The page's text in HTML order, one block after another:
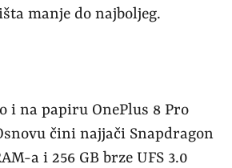
manje do najboljeg.
i na papiru OnePlus 8 Pro
čini najjači Snapdragon
a i 256 GB brze UFS 3.0